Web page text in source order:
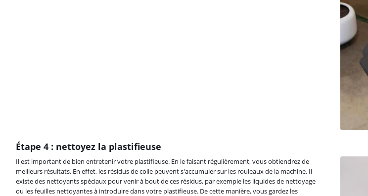
Étape 4 : nettoyez la plastifieuse
Il est important de bien entretenir votre plastifieuse. En le faisant régulièrement, vous obtiendrez de
meilleurs résultats. En effet, les résidus de colle peuvent s'accumuler sur les rouleaux de la machine. Il
existe des nettoyants spéciaux pour venir à bout de ces résidus, par exemple les liquides de nettoyage
ou les feuilles nettoyantes à introduire dans votre plastifieuse. De cette manière, vous gardez les